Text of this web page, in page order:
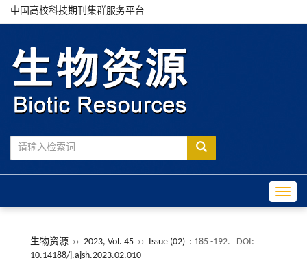
中国高校科技期刊集群服务平台
生物资源 ›› 2023, Vol. 45 ›› Issue (02) : 185 -192.
DOI:
10.14188/j.ajsh.2023.02.010